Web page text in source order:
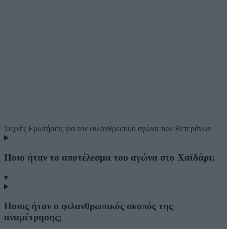
Συχνές Ερωτήσεις για τον φιλανθρωπικό αγώνα των Βετεράνων
Ποιο ήταν το αποτέλεσμα του αγώνα στο Χαϊδάρι;
▾
Ποιος ήταν ο φιλανθρωπικός σκοπός της
αναμέτρησης;